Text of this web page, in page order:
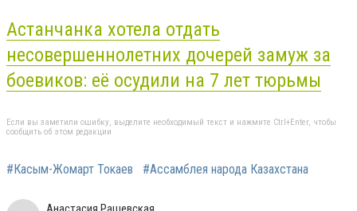
Астанчанка хотела отдать
несовершеннолетних дочерей замуж за
боевиков: её осудили на 7 лет тюрьмы
Если вы заметили ошибку, выделите необходимый текст и нажмите Ctrl+Enter, чтобы
сообщить об этом редакции
#Касым-Жомарт Токаев #Ассамблея народа Казахстана